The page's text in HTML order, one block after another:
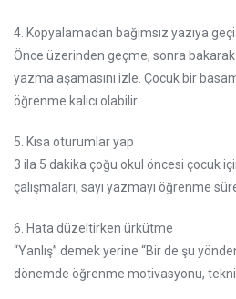
4. Kopyalamadan bağımsız yazıya
Önce üzerinden geçme, sonra
yazma aşamasını izle. Çocuk bir
öğrenme kalıcı olabilir.
5. Kısa oturumlar yap
3 ila 5 dakika çoğu okul öncesi çocuk
çalışmaları, sayı yazmayı öğrenme
6. Hata düzeltirken ürkütme
“Yanlış” demek yerine “Bir de şu
dönemde öğrenme motivasyonu,